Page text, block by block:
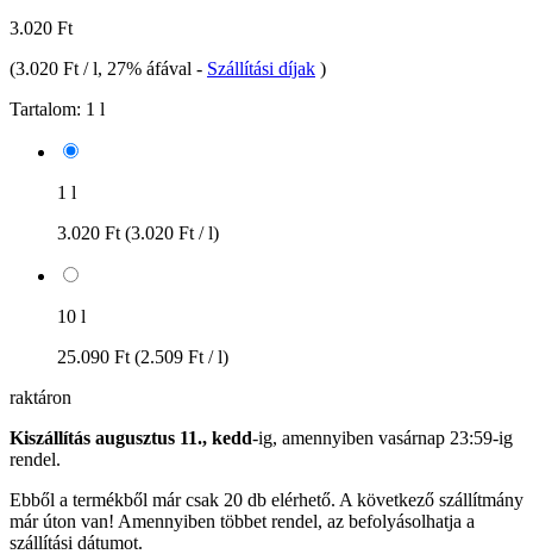
3.020 Ft
(3.020 Ft / l, 27% áfával - Szállítási díjak )
Tartalom: 1 l
1 l
3.020 Ft (3.020 Ft / l)
10 l
25.090 Ft (2.509 Ft / l)
raktáron
Kiszállítás augusztus 11., kedd-ig, amennyiben vasárnap 23:59-ig
rendel.
Ebből a termékből már csak 20 db elérhető. A következő szállítmány
már úton van! Amennyiben többet rendel, az befolyásolhatja a
szállítási dátumot.